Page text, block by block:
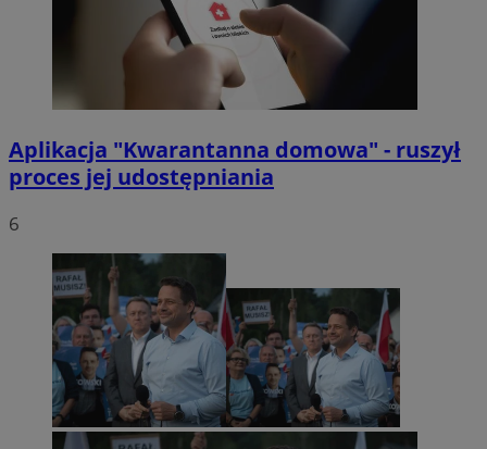
Aplikacja "Kwarantanna domowa" - ruszył
proces jej udostępniania
6